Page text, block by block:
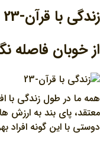
زندگي با قرآن-23
از خوبان فاصله
همه ما در طول زندگي با
معتقد، پاي بند به ارزش
دوستي با اين گونه افراد